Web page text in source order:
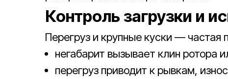
Контроль загрузки и
Перегруз и крупные куски — частая
негабарит вызывает клин ротора
перегруз приводит к рывкам,